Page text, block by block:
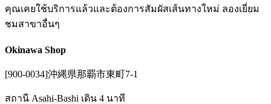
คุณเคยใช้บริการแล้วและต้องการสัมผัสเส้นทางใหม่ ลองเยี่ยม
ชมสาขาอื่นๆ
Okinawa Shop
[900-0034]沖縄県那覇市東町7-1
สถานี Asahi-Bashi เดิน 4 นาที